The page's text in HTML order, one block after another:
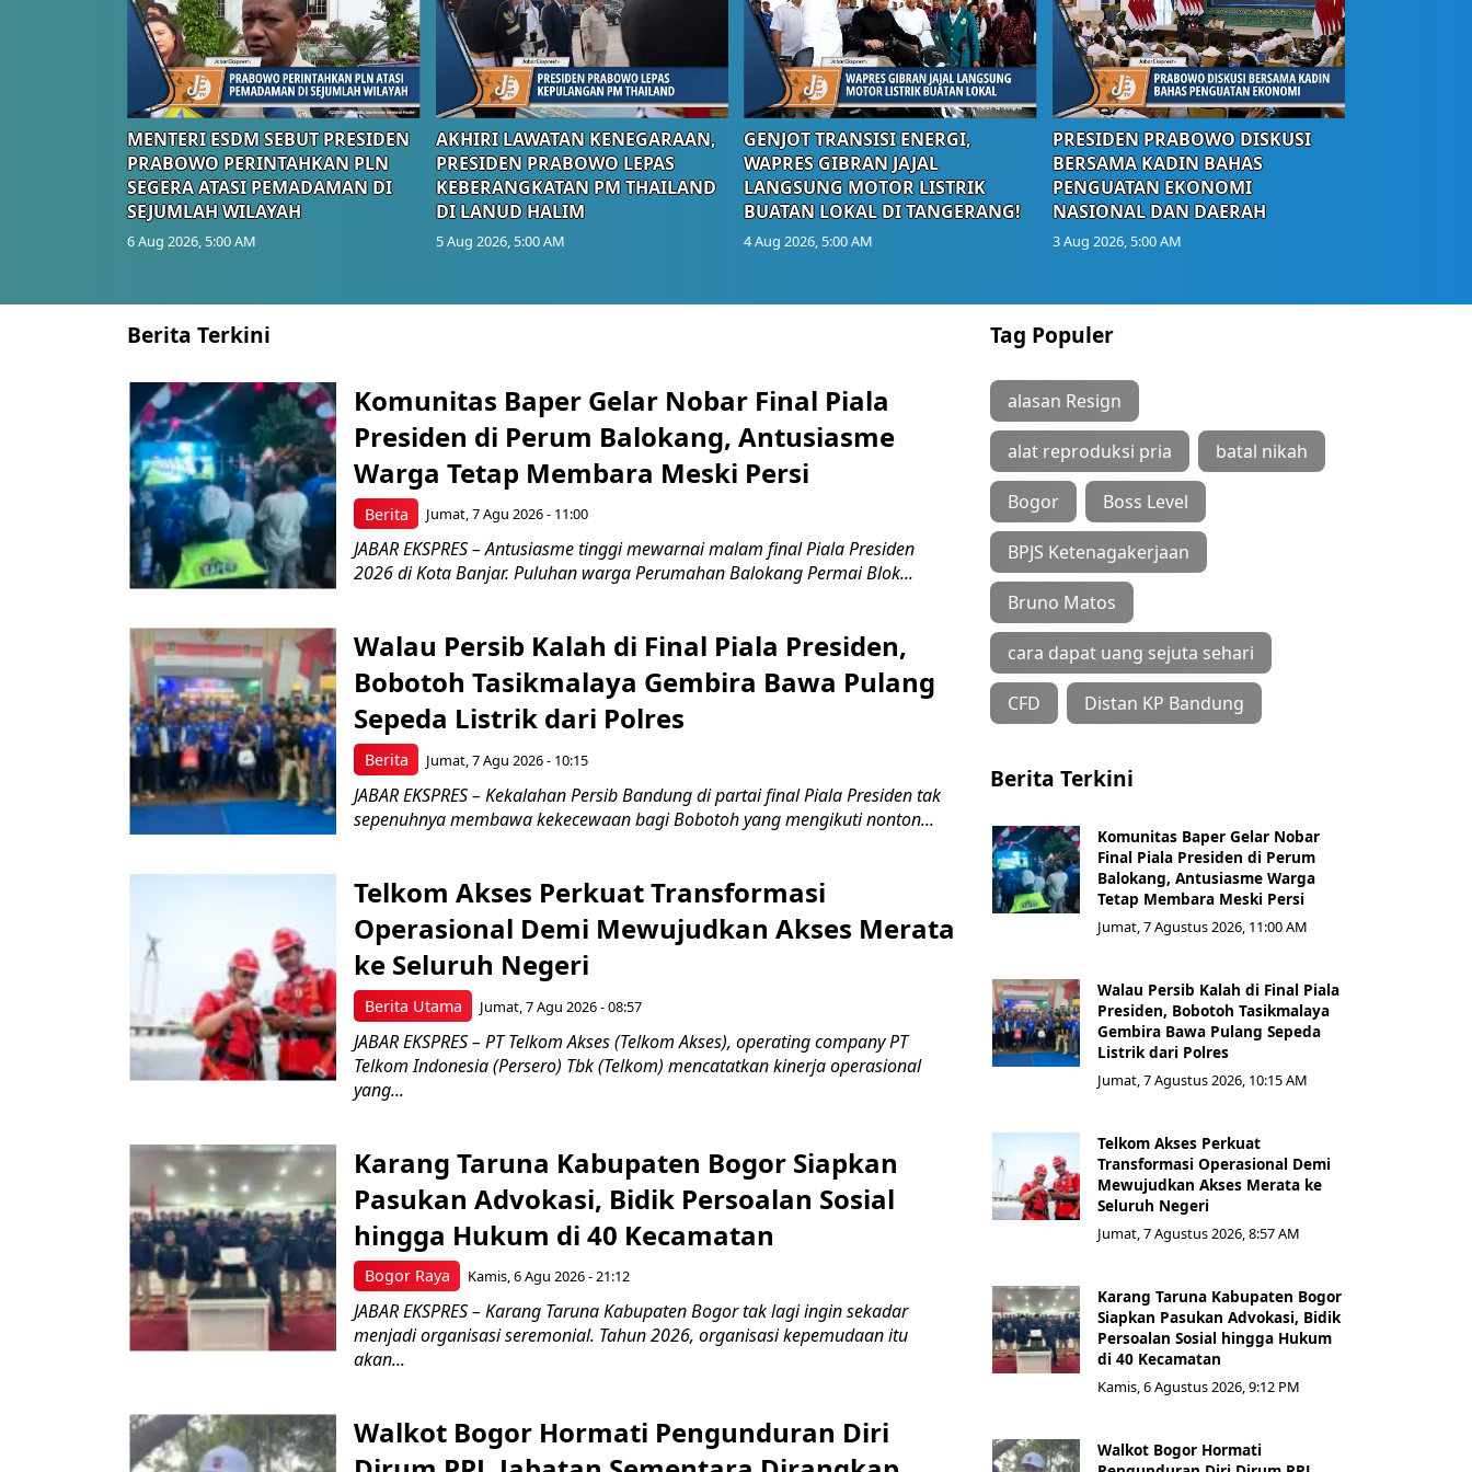
MENTERI ESDM SEBUT PRESIDEN
PRABOWO PERINTAHKAN PLN
SEGERA ATASI PEMADAMAN DI
SEJUMLAH WILAYAH
6 Aug 2026, 5:00 AM
AKHIRI LAWATAN KENEGARAAN,
PRESIDEN PRABOWO LEPAS
KEBERANGKATAN PM THAILAND
DI LANUD HALIM
5 Aug 2026, 5:00 AM
GENJOT TRANSISI ENERGI,
WAPRES GIBRAN JAJAL
LANGSUNG MOTOR LISTRIK
BUATAN LOKAL DI TANGERANG!
4 Aug 2026, 5:00 AM
PRESIDEN PRABOWO DISKUSI
BERSAMA KADIN BAHAS
PENGUATAN EKONOMI
NASIONAL DAN DAERAH
3 Aug 2026, 5:00 AM
Berita Terkini
Berita
Komunitas Baper Gelar Nobar Final Piala
Presiden di Perum Balokang, Antusiasme
Warga Tetap Membara Meski Persi
Jumat, 7 Agu 2026 - 11:00
JABAR EKSPRES – Antusiasme tinggi mewarnai malam final Piala Presiden
2026 di Kota Banjar. Puluhan warga Perumahan Balokang Permai Blok...
Berita
Walau Persib Kalah di Final Piala Presiden,
Bobotoh Tasikmalaya Gembira Bawa Pulang
Sepeda Listrik dari Polres
Jumat, 7 Agu 2026 - 10:15
JABAR EKSPRES – Kekalahan Persib Bandung di partai final Piala Presiden tak
sepenuhnya membawa kekecewaan bagi Bobotoh yang mengikuti nonton...
Berita Utama
Telkom Akses Perkuat Transformasi
Operasional Demi Mewujudkan Akses Merata
ke Seluruh Negeri
Jumat, 7 Agu 2026 - 08:57
JABAR EKSPRES – PT Telkom Akses (Telkom Akses), operating company PT
Telkom Indonesia (Persero) Tbk (Telkom) mencatatkan kinerja operasional
yang...
Bogor Raya
Karang Taruna Kabupaten Bogor Siapkan
Pasukan Advokasi, Bidik Persoalan Sosial
hingga Hukum di 40 Kecamatan
Kamis, 6 Agu 2026 - 21:12
JABAR EKSPRES – Karang Taruna Kabupaten Bogor tak lagi ingin sekadar
menjadi organisasi seremonial. Tahun 2026, organisasi kepemudaan itu
akan...
Walkot Bogor Hormati Pengunduran Diri
Tag Populer
alasan Resign
alat reproduksi pria batal nikah
Bogor Boss Level
BPJS Ketenagakerjaan
Bruno Matos
cara dapat uang sejuta sehari
CFD Distan KP Bandung
Berita Terkini
Komunitas Baper Gelar Nobar
Final Piala Presiden di Perum
Balokang, Antusiasme Warga
Tetap Membara Meski Persi
Jumat, 7 Agustus 2026, 11:00 AM
Walau Persib Kalah di Final Piala
Presiden, Bobotoh Tasikmalaya
Gembira Bawa Pulang Sepeda
Listrik dari Polres
Jumat, 7 Agustus 2026, 10:15 AM
Telkom Akses Perkuat
Transformasi Operasional Demi
Mewujudkan Akses Merata ke
Seluruh Negeri
Jumat, 7 Agustus 2026, 8:57 AM
Karang Taruna Kabupaten Bogor
Siapkan Pasukan Advokasi, Bidik
Persoalan Sosial hingga Hukum
di 40 Kecamatan
Kamis, 6 Agustus 2026, 9:12 PM
Walkot Bogor Hormati